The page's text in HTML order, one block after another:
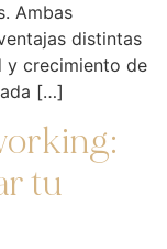
Ambas
distintas
y crecimiento de
[…]
tu